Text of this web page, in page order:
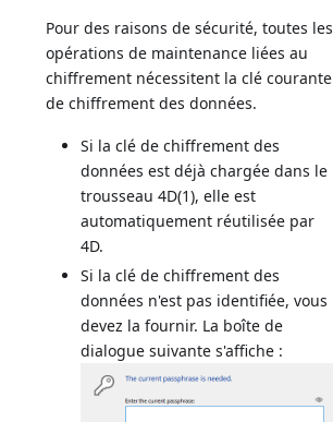
Pour des raisons de sécurité, toutes les
opérations de maintenance liées au
chiffrement nécessitent la clé courante
de chiffrement des données.
Si la clé de chiffrement des
données est déjà chargée dans le
trousseau 4D(1), elle est
automatiquement réutilisée par
4D.
Si la clé de chiffrement des
données n'est pas identifiée, vous
devez la fournir. La boîte de
dialogue suivante s'affiche :